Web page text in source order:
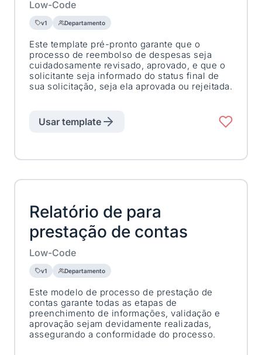
Low-Code
v1 Departamento
Este template pré-pronto garante que o
processo de reembolso de despesas seja
cuidadosamente revisado, aprovado, e que o
solicitante seja informado do status final de
sua solicitação, seja ela aprovada ou rejeitada.
Usar template
Relatório de para
prestação de contas
Low-Code
v1 Departamento
Este modelo de processo de prestação de
contas garante todas as etapas de
preenchimento de informações, validação e
aprovação sejam devidamente realizadas,
assegurando a conformidade do processo.